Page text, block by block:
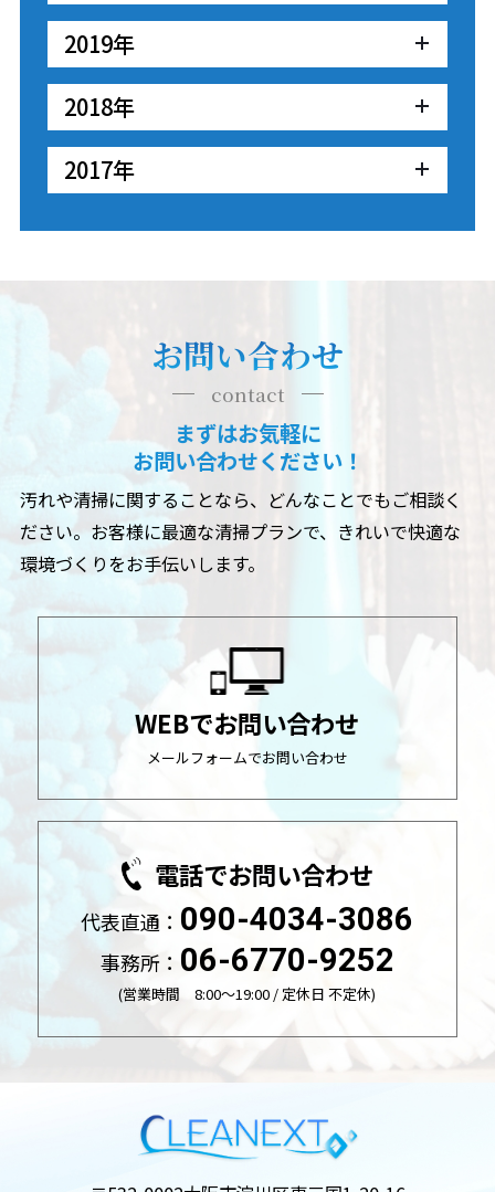
2019年
2018年
2017年
お問い合わせ
contact
まずはお気軽に
お問い合わせください！
汚れや清掃に関することなら、どんなことでもご相談く
ださい。 お客様に最適な清掃プランで、きれいで快適な
環境づくりをお手伝いします。
WEBでお問い合わせ
メールフォームでお問い合わせ
電話でお問い合わせ
代表直通： 090-4034-3086
事務所： 06-6770-9252
(営業時間 8:00～19:00 / 定休日 不定休)